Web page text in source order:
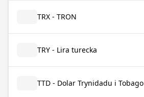
TRX - TRON
TRY - Lira turecka
TTD - Dolar Trynidadu i Tobago